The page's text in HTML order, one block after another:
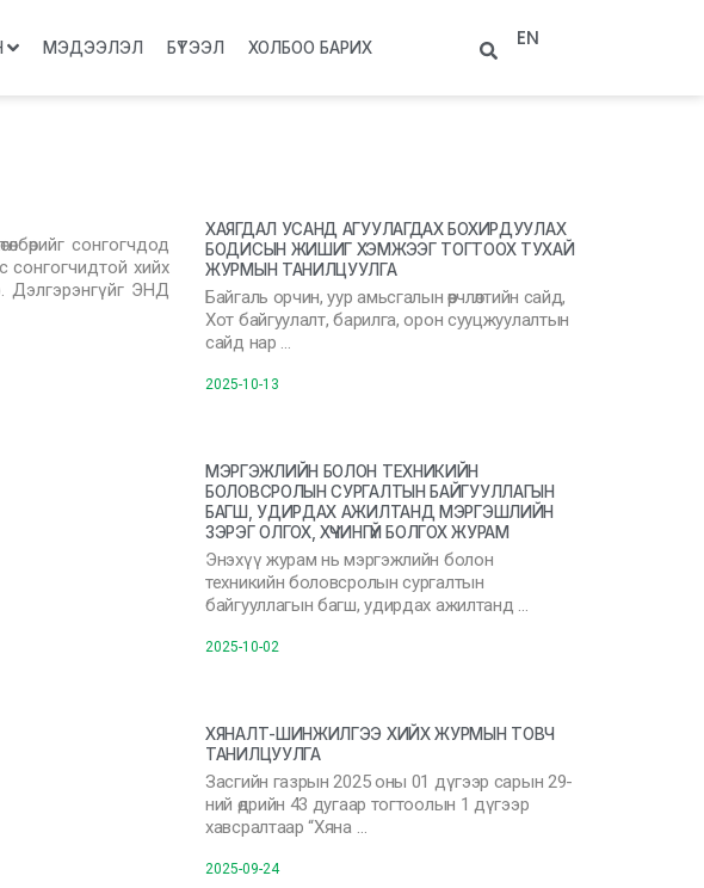
МЭДЭЭЛЭЛ БҮТЭЭЛ ХОЛБОО БАРИХ EN
сонгогчдод
сонгогчидтой хийх
Дэлгэрэнгүйг ЭНД
ХАЯГДАЛ УСАНД АГУУЛАГДАХ БОХИРДУУЛАХ
БОДИСЫН ЖИШИГ ХЭМЖЭЭГ ТОГТООХ ТУХАЙ
ЖУРМЫН ТАНИЛЦУУЛГА
Байгаль орчин, уур амьсгалын өөрчлөлтийн сайд,
Хот байгуулалт, барилга, орон сууцжуулалтын
сайд нар …
2025-10-13
МЭРГЭЖЛИЙН БОЛОН ТЕХНИКИЙН
БОЛОВСРОЛЫН СУРГАЛТЫН БАЙГУУЛЛАГЫН
БАГШ, УДИРДАХ АЖИЛТАНД МЭРГЭШЛИЙН
ЗЭРЭГ ОЛГОХ, ХҮЧИНГҮЙ БОЛГОХ ЖУРАМ
Энэхүү журам нь мэргэжлийн болон
техникийн боловсролын сургалтын
байгууллагын багш, удирдах ажилтанд …
2025-10-02
ХЯНАЛТ-ШИНЖИЛГЭЭ ХИЙХ ЖУРМЫН ТОВЧ
ТАНИЛЦУУЛГА
Засгийн газрын 2025 оны 01 дүгээр сарын 29-
ний өдрийн 43 дугаар тогтоолын 1 дүгээр
хавсралтаар “Хяна …
2025-09-24